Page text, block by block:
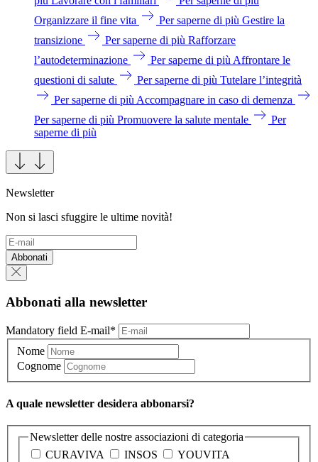
Organizzare il fine vita
Per saperne di più Gestire la
transizione
Per saperne di più Rafforzare
l’autodeterminazione
Per saperne di piùAffrontare le
questioni di salute
Per saperne di più Tutelare l’integrità
Per saperne di piùAccompagnare in caso di demenza
Per saperne di più Promuovere la salute mentale
Per
saperne di più
Newsletter
Non si lasci sfuggire le ultime novità!
Abbonati
Abbonati alla newsletter
Mandatory field E-mail*
Nome
Cognome
A quale newsletter desidera abbonarsi?
Newsletter delle nostre associazioni di categoria
CURAVIVA
INSOS YOUVITA